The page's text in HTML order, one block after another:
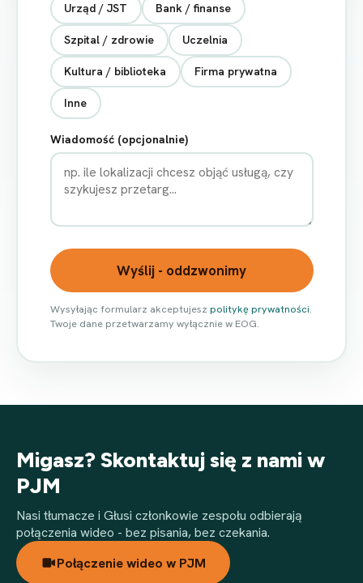
Urząd / JST
Bank / finanse
Szpital / zdrowie Uczelnia
Kultura / biblioteka Firma prywatna
Inne
Wiadomość (opcjonalnie)
Wyślij - oddzwonimy
Wysyłając formularz akceptujesz politykę prywatności.
Twoje dane przetwarzamy wyłącznie w EOG.
Migasz? Skontaktuj się z nami w
PJM
Nasi tłumacze i Głusi członkowie zespołu odbierają
połączenia wideo - bez pisania, bez czekania.
Połączenie wideo w PJM